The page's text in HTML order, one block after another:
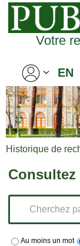
Votre
EN
Historique de
Au moins un mot